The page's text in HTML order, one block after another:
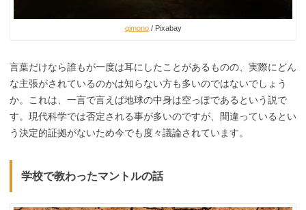
qimono/ Pixabay
言葉だけなら誰もが一度は耳にしたことがあるものの、実際にどん
な主張がされているのかは知らない方も多いのではないでしょう
か。これは、一言で言えば地球の中身は空っぽであるという説で
す。現代科学では否定される事が多いのですが、間違っているとい
う決定的証拠がないため今でも度々議論されています。
学校で教わったマントルの話